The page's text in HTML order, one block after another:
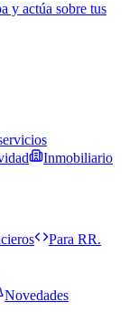
y actúa sobre tus
Inmobiliario
Para RR.
Novedades